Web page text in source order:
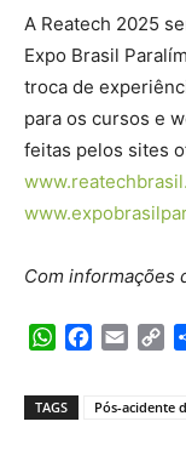
A Reatech 2025
Expo Brasil
troca de
para os cursos e
feitas pelos sites
Com informações
WhatsApp
Facebook
Email
TAGS Pós-acidente